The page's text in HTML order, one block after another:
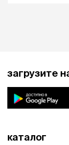
загрузите
каталог